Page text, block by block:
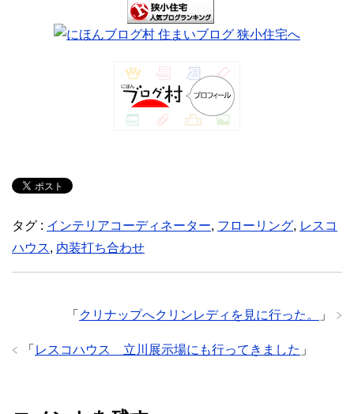
タグ : インテリアコーディネーター, フローリング, レスコ
ハウス, 内装打ち合わせ
「 クリナップへクリンレディを見に行った。 」
「 レスコハウス 立川展示場にも行ってきました 」